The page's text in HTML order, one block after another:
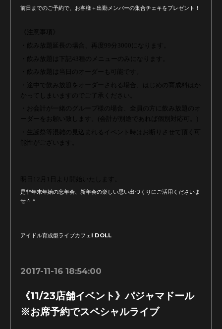
前日までのご予約で、お客様＋出勤メンバーの集合チェキをプレゼント！
注意事項》
・飲み放題延長の場合、再度
99 分 3000 になります。
・飲み放題は下記 43 種のメニューのみになります。
・飲み放題は当日のオーダーも可能です。
・途中で飲み放題をオーダーされる場合、はじめの育成料はか
かってしまいますのでご
了承 ください。
・お会計が一緒のグループ様の場合、全員の方に飲み放題のオ
ーダーをお願い致します。 ( 会計が別途であれば個別対応可。
)
・生誕祭等混雑の見込まれるイベント時はお断りさせて頂く可
能性がございます。
明日12月1日より開始いたします。
是非年末年始の忘年会、新年会の楽しい思い出づくりにご活用くださいま
せ＾＾
アイドル育成型ライブカフェI DOLL
2017-11-16 18:54:00
《11/23店舗イベント》パジャマドール
※お席予約でスペシャルライブ